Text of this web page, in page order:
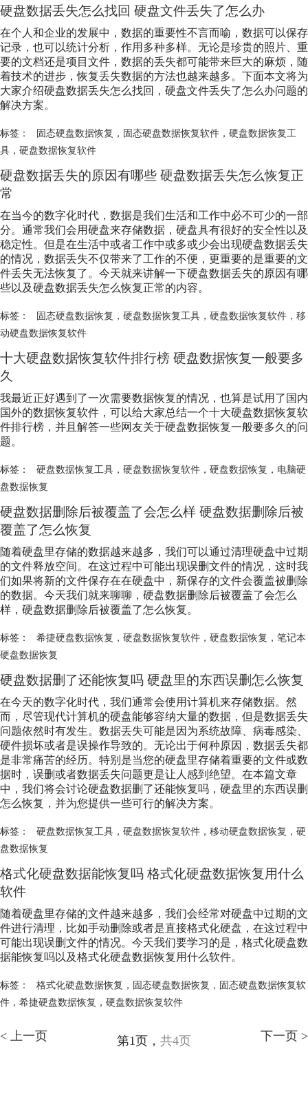
硬盘数据丢失怎么找回 硬盘文件丢失了怎么办
在个人和企业的发展中，数据的重要性不言而喻，数据可以保存
记录，也可以统计分析，作用多种多样。无论是珍贵的照片、重
要的文档还是项目文件，数据的丢失都可能带来巨大的麻烦，随
着技术的进步，恢复丢失数据的方法也越来越多。下面本文将为
大家介绍硬盘数据丢失怎么找回，硬盘文件丢失了怎么办问题的
解决方案。
标签： 固态硬盘数据恢复 ， 固态硬盘数据恢复软件， 硬盘数据恢复工
具 ， 硬盘数据恢复软件
硬盘数据丢失的原因有哪些 硬盘数据丢失怎么恢复正
常
在当今的数字化时代，数据是我们生活和工作中必不可少的一部
分。通常我们会用硬盘来存储数据，硬盘具有很好的安全性以及
稳定性。但是在生活中或者工作中或多或少会出现硬盘数据丢失
的情况，数据丢失不仅带来了工作的不便，更重要的是重要的文
件丢失无法恢复了。今天就来讲解一下硬盘数据丢失的原因有哪
些以及硬盘数据丢失怎么恢复正常的内容。
标签： 固态硬盘数据恢复 ， 硬盘数据恢复工具， 硬盘数据恢复软件， 移
动硬盘数据恢复软件
十大硬盘数据恢复软件排行榜 硬盘数据恢复一般要多
久
我最近正好遇到了一次需要数据恢复的情况，也算是试用了国内
国外的数据恢复软件，可以给大家总结一个十大硬盘数据恢复软
件排行榜，并且解答一些网友关于硬盘数据恢复一般要多久的问
题。
标签： 硬盘数据恢复工具， 硬盘数据恢复软件， 硬盘数据恢复 ， 电脑硬
盘数据恢复
硬盘数据删除后被覆盖了会怎么样 硬盘数据删除后被
覆盖了怎么恢复
随着硬盘里存储的数据越来越多，我们可以通过清理硬盘中过期
的文件释放空间。在这过程中可能出现误删文件的情况，这时我
们如果将新的文件保存在在硬盘中，新保存的文件会覆盖被删除
的数据。今天我们就来聊聊，硬盘数据删除后被覆盖了会怎么
样，硬盘数据删除后被覆盖了怎么恢复。
标签： 希捷硬盘数据恢复 ， 硬盘数据恢复软件， 硬盘数据恢复 ， 笔记本
硬盘数据恢复
硬盘数据删了还能恢复吗 硬盘里的东西误删怎么恢复
在今天的数字化时代，我们通常会使用计算机来存储数据。然
而，尽管现代计算机的硬盘能够容纳大量的数据，但是数据丢失
问题依然时有发生。数据丢失可能是因为系统故障、病毒感染、
硬件损坏或者是误操作导致的。无论出于何种原因，数据丢失都
是非常痛苦的经历。特别是当您的硬盘里存储着重要的文件或数
据时，误删或者数据丢失问题更是让人感到绝望。在本篇文章
中，我们将会讨论硬盘数据删了还能恢复吗，硬盘里的东西误删
怎么恢复，并为您提供一些可行的解决方案。
标签： 硬盘数据恢复工具， 硬盘数据恢复软件， 移动硬盘数据恢复 ， 硬
盘数据恢复
格式化硬盘数据能恢复吗 格式化硬盘数据恢复用什么
软件
随着硬盘里存储的文件越来越多，我们会经常对硬盘中过期的文
件进行清理，比如手动删除或者是直接格式化硬盘，在这过程中
可能出现误删文件的情况。今天我们要学习的是，格式化硬盘数
据能恢复吗以及格式化硬盘数据恢复用什么软件。
标签： 格式化硬盘数据恢复 ， 固态硬盘数据恢复 ， 固态硬盘数据恢复软
件 ， 希捷硬盘数据恢复 ， 硬盘数据恢复软件
< 上一页 第1页， 共4页 下一页 >